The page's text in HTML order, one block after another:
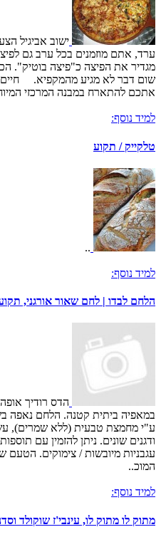
ישוב אביגיל
ערד, אתם מוזמנים בכל ערב גם
מגדיר את הפיצה כ"פיצה בוטיק".
שום דבר לא מגיע מהמקפיא. חיים
אתכם להתארח במבנה המרכזי
למיד נוסף:
טלקייק / תקוע
..
למיד נוסף:
הלחם לבדו | לחם שאור אורגני,
הדס רודיך
במאפיה ביתית קטנה. הלחם נאפה
ע"י מחמצת טבעית (ללא שמרים),
ודגנים שונים. ניתן להזמין עם
עגבניות מיובשות / צימוקים.
המוכ..
למיד נוסף:
מתוק לו מתוק לו, עינבי'ז שוקולד